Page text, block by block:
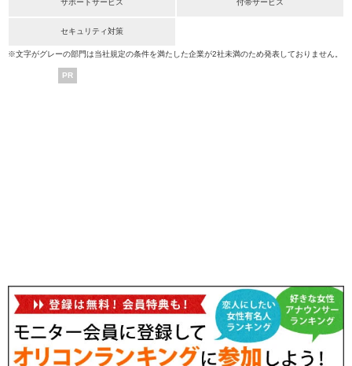
サポートサービス 付帯サービス
セキュリティ対策
※文字がグレーの部門は当社規定の条件を満たした企業が2社未満のため発表しておりません。
PR